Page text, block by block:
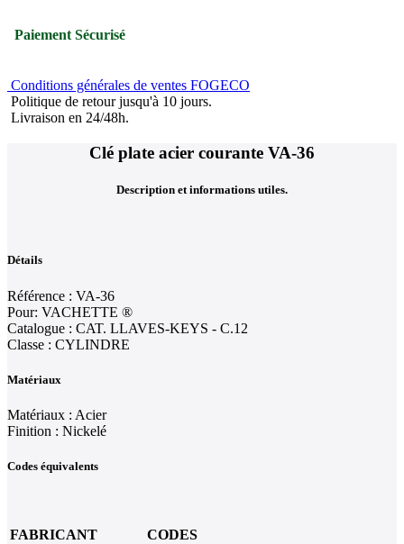
Paiement Sécurisé
Conditions générales de ventes FOGECO
Politique de retour jusqu'à 10 jours.
Livraison en 24/48h.
Clé plate acier courante VA-36
Description et informations utiles.
Détails
Référence : VA-36
Pour: VACHETTE ®
Catalogue : CAT. LLAVES-KEYS - C.12
Classe : CYLINDRE
Matériaux
Matériaux : Acier
Finition : Nickelé
Codes équivalents
FABRICANT CODES